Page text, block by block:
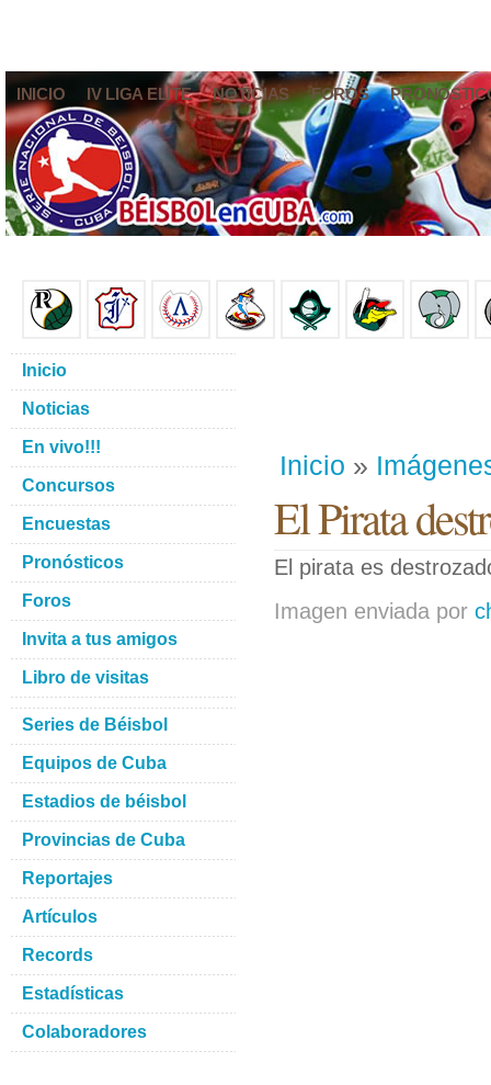
INICIO IV LIGA ELITE NOTICIAS FOROS
Inicio »
El Pirata
El pirata es
Imagen enviada por
Inicio
Noticias
En vivo!!!
Concursos
Encuestas
Pronósticos
Foros
Invita a tus amigos
Libro de visitas
Series de Béisbol
Equipos de Cuba
Estadios de béisbol
Provincias de Cuba
Reportajes
Artículos
Records
Estadísticas
Colaboradores